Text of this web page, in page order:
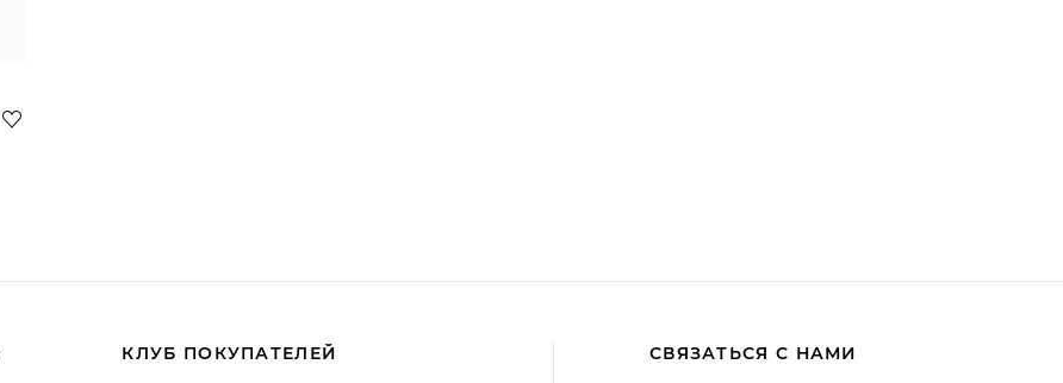
КЛУБ ПОКУПАТЕЛЕЙ СВЯЗАТЬСЯ С НАМИ